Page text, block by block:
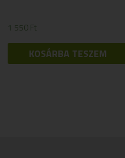
1 550Ft
KOSÁRBA TESZEM